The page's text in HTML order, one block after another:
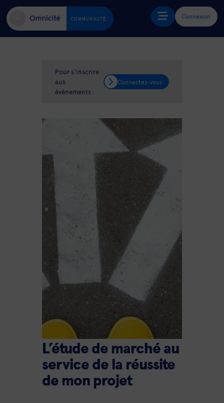
COMMUNAUTÉ Connexion
Pour s'inscrire
aux
événements :
Connectez-vous
L’étude de marché au
service de la réussite
de mon projet